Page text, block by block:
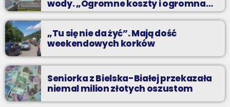
wody. „Ogromne koszty i ogromna
praca”
„Tu się nie da żyć”. Mają dość
weekendowych korków
Seniorka z Bielska-Białej przekazała
niemal milion złotych oszustom